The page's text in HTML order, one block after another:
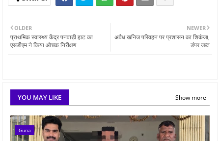
NEWER
अवैध खनिज परिवहन पर प्रशासन का शिकंजा,
डंपर जब्त
OLDER
प्राथमिक स्वास्थ्य केंद्र पनवाड़ी हाट का
एसडीएम ने किया औचक निरीक्षण
YOU MAY LIKE Show more
Guna